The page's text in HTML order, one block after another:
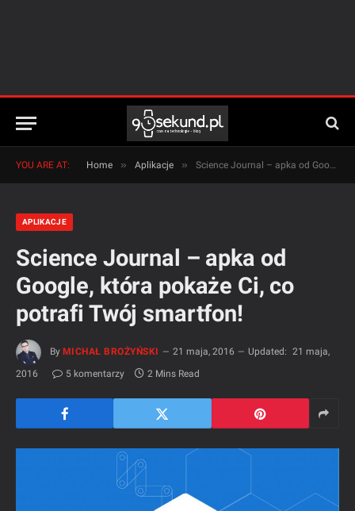
YOU ARE AT: Home » Aplikacje » Science Journal – apka od Google, która pokaże Ci, co potrafi Twój smartfon!
APLIKACJE
Science Journal – apka od
Google, która pokaże Ci, co
potrafi Twój smartfon!
By MICHAŁ BROŻYŃSKI 21 maja, 2016 Updated: 21 maja,
2016
5 komentarzy 2 Mins Read